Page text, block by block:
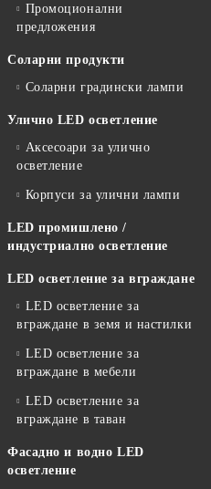
Промоционални
предложения
Соларни продукти
Соларни градински лампи
Улично LED осветление
Аксесоари за улично
осветление
Корпуси за улични лампи
LED промишлено /
индустриално осветление
LED осветление за вграждане
LED осветление за
вграждане в земя и настилки
LED осветление за
вграждане в мебели
LED осветление за
вграждане в таван
Фасадно и водно LED
осветление